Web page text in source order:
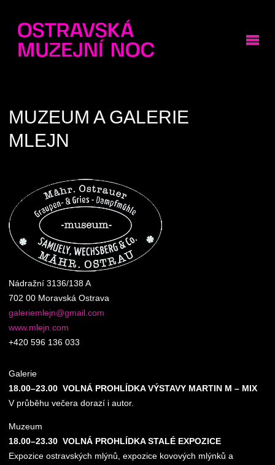
MUZEUM A GALERIE
MLEJN
Nádražní 3136/138 A
702 00 Moravská Ostrava
galeriemlejn@gmail.com
www.mlejn.com
+420 596 136 033
Galerie
18.00–23.00 VOLNÁ PROHLÍDKA VÝSTAVY MARTIN M – MIX
V průběhu večera dorazí i autor.
Muzeum
18.00–23.30 VOLNÁ PROHLÍDKA STALÉ EXPOZICE
Expozice ostravských mlýnů, expozice kovových mlýnků a